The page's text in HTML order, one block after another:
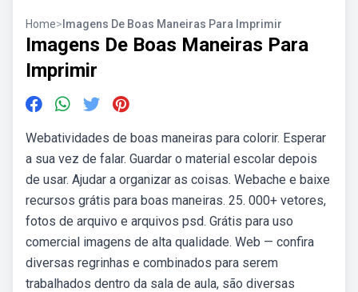
Home> Imagens De Boas Maneiras Para Imprimir
Imagens De Boas Maneiras Para
Imprimir
Webatividades de boas maneiras para colorir. Esperar
a sua vez de falar. Guardar o material escolar depois
de usar. Ajudar a organizar as coisas. Webache e baixe
recursos grátis para boas maneiras. 25. 000+ vetores,
fotos de arquivo e arquivos psd. Grátis para uso
comercial imagens de alta qualidade. Web — confira
diversas regrinhas e combinados para serem
trabalhados dentro da sala de aula, são diversas